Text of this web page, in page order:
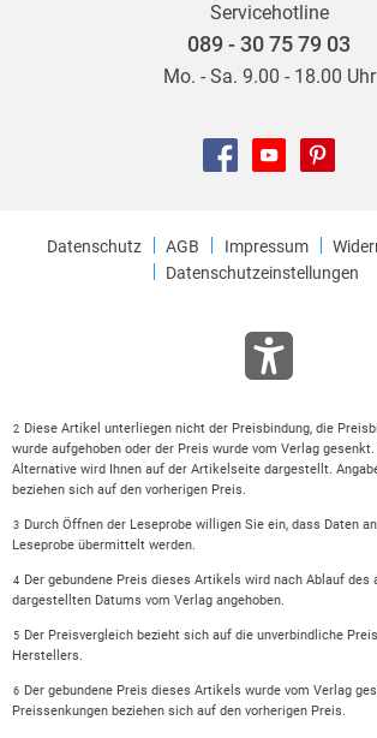
Servicehotline
089 - 30 75 79 03
Mo. - Sa. 9.00 - 18.00 Uhr
Datenschutz AGB Impressum
Datenschutzeinstellungen
2
Diese Artikel unterliegen nicht der Preisbindung, die
wurde aufgehoben oder der Preis wurde vom Verlag
Alternative wird Ihnen auf der Artikelseite dargestellt.
beziehen sich auf den vorherigen Preis.
3
Durch Öffnen der Leseprobe willigen Sie ein, dass Daten
Leseprobe übermittelt werden.
4
Der gebundene Preis dieses Artikels wird nach Ablauf
dargestellten Datums vom Verlag angehoben.
5
Der Preisvergleich bezieht sich auf die unverbindliche
Herstellers.
6
Der gebundene Preis dieses Artikels wurde vom Verlag
Preissenkungen beziehen sich auf den vorherigen Preis.